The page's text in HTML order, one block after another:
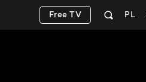
PL
Free TV